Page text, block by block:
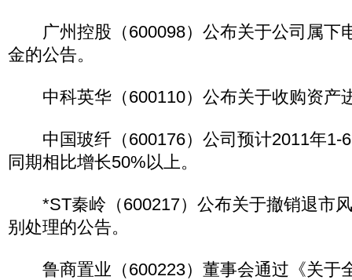
广州控股（600098）公布关于公司属下
金的公告。
中科英华（600110）公布关于收购资产
中国玻纤（600176）公司预计2011年1-6
同期相比增长50%以上。
*ST秦岭（600217）公布关于撤销退市
别处理的公告。
鲁商置业（600223）董事会通过《关于